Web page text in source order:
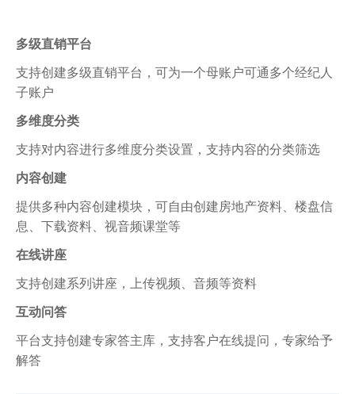
多级直销平台
支持创建多级直销平台，可为一个母账户可通多个经纪人
子账户
多维度分类
支持对内容进行多维度分类设置，支持内容的分类筛选
内容创建
提供多种内容创建模块，可自由创建房地产资料、楼盘信
息、下载资料、视音频课堂等
在线讲座
支持创建系列讲座，上传视频、音频等资料
互动问答
平台支持创建专家答主库，支持客户在线提问，专家给予
解答